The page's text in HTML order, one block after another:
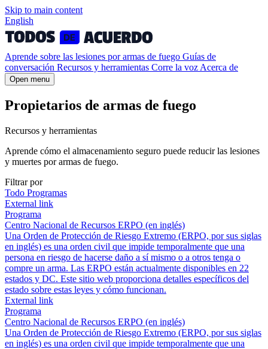
Skip to main content
English
Aprende sobre las lesiones por armas de fuego Guías de
conversación Recursos y herramientas Corre la voz Acerca de
Open menu
Propietarios de armas de fuego
Recursos y herramientas
Aprende cómo el almacenamiento seguro puede reducir las lesiones
y muertes por armas de fuego.
Filtrar por
Todo Programas
External link
Programa
Centro Nacional de Recursos ERPO (en inglés)
Una Orden de Protección de Riesgo Extremo (ERPO, por sus siglas
en inglés) es una orden civil que impide temporalmente que una
persona en riesgo de hacerse daño a sí mismo o a otros tenga o
compre un arma. Las ERPO están actualmente disponibles en 22
estados y DC. Este sitio web proporciona detalles específicos del
estado sobre estas leyes y cómo funcionan.
External link
Programa
Centro Nacional de Recursos ERPO (en inglés)
Una Orden de Protección de Riesgo Extremo (ERPO, por sus siglas
en inglés) es una orden civil que impide temporalmente que una